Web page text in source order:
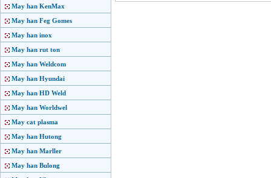
May han KenMax
May han Feg Gomes
May han inox
May han rut ton
May han Weldcom
May han Hyundai
May han HD Weld
May han Worldwel
May cat plasma
May han Hutong
May han Marller
May han Bulong